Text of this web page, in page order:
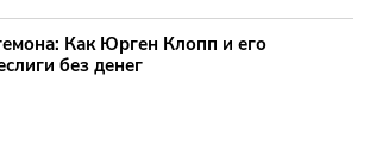
Как Юрген Клопп и его
без денег